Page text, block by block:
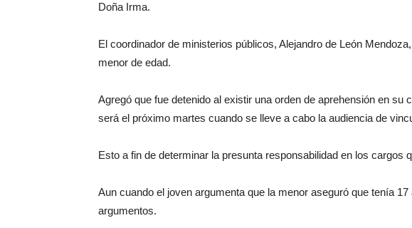
Doña Irma.
El coordinador de ministerios públicos, Alejandro de León
menor de edad.
Agregó que fue detenido al existir una orden de aprehensión en su
será el próximo martes cuando se lleve a cabo la audiencia de
Esto a fin de determinar la presunta responsabilidad en los cargos
Aun cuando el joven argumenta que la menor aseguró que tenía
argumentos.